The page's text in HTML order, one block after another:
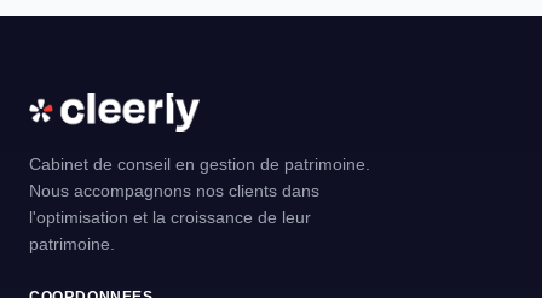
Cabinet de conseil en gestion de patrimoine.
Nous accompagnons nos clients dans
l'optimisation et la croissance de leur
patrimoine.